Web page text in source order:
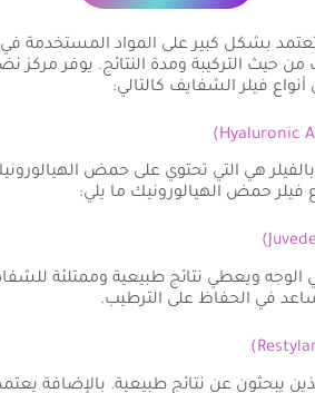
بشكل كبير على المواد المستخدمة
من حيث التركيبة ومدة النتائج. يوفر مركز
فيلر الشفايف كالتالي:
هي التي تحتوي على حمض
حمض الهيالورونيك ما يلي:
الوجه ويعطي نتائج طبيعية وممتلئة
في الحفاظ على الترطيب.
يبحثون عن نتائج طبيعية. بالإضافة